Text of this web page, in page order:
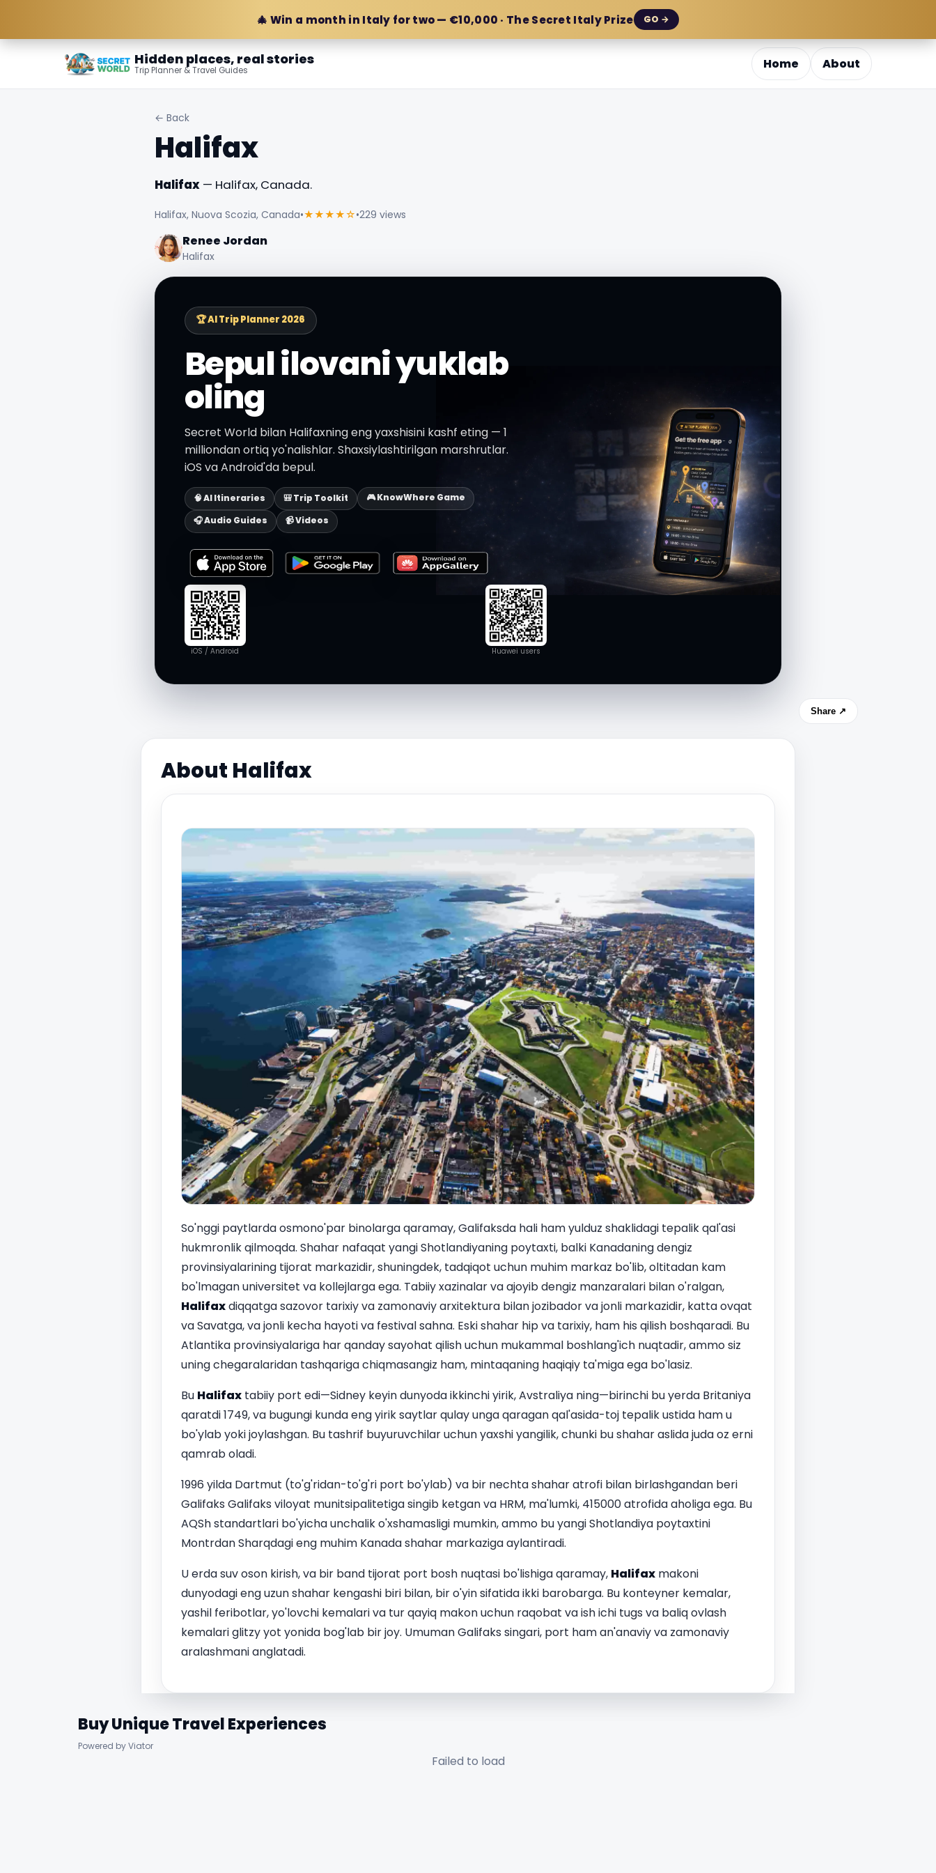
🎄 Win a month in Italy for two — €10,000 · The Secret Italy Prize GO →
Hidden places, real stories
Trip Planner & Travel Guides Home About
← Back
Halifax
Halifax— Halifax, Canada.
Halifax, Nuova Scozia, Canada•★★★★☆•229 views
Renee Jordan
Halifax
🏆 AI Trip Planner 2026
Bepul ilovani yuklab
oling
Secret World bilan Halifaxning eng yaxshisini kashf eting — 1
milliondan ortiq yo'nalishlar. Shaxsiylashtirilgan marshrutlar.
iOS va Android'da bepul.
🧠 AI Itineraries 🎒 Trip Toolkit
🎮 KnowWhere Game
🎧 Audio Guides
📹 Videos
iOS / Android Huawei users
Share ↗
About Halifax
So'nggi paytlarda osmono'par binolarga qaramay, Galifaksda hali ham yulduz shaklidagi tepalik qal'asi
hukmronlik qilmoqda. Shahar nafaqat yangi Shotlandiyaning poytaxti, balki Kanadaning dengiz
provinsiyalarining tijorat markazidir, shuningdek, tadqiqot uchun muhim markaz bo'lib, oltitadan kam
bo'lmagan universitet va kollejlarga ega. Tabiiy xazinalar va ajoyib dengiz manzaralari bilan o'ralgan,
Halifaxdiqqatga sazovor tarixiy va zamonaviy arxitektura bilan jozibador va jonli markazidir, katta ovqat
va Savatga, va jonli kecha hayoti va festival sahna. Eski shahar hip va tarixiy, ham his qilish boshqaradi. Bu
Atlantika provinsiyalariga har qanday sayohat qilish uchun mukammal boshlang'ich nuqtadir, ammo siz
uning chegaralaridan tashqariga chiqmasangiz ham, mintaqaning haqiqiy ta'miga ega bo'lasiz.
Bu Halifaxtabiiy port edi—Sidney keyin dunyoda ikkinchi yirik, Avstraliya ning—birinchi bu yerda Britaniya
qaratdi 1749, va bugungi kunda eng yirik saytlar qulay unga qaragan qal'asida-toj tepalik ustida ham u
bo'ylab yoki joylashgan. Bu tashrif buyuruvchilar uchun yaxshi yangilik, chunki bu shahar aslida juda oz erni
qamrab oladi.
1996 yilda Dartmut (to'g'ridan-to'g'ri port bo'ylab) va bir nechta shahar atrofi bilan birlashgandan beri
Galifaks Galifaks viloyat munitsipalitetiga singib ketgan va HRM, ma'lumki, 415000 atrofida aholiga ega. Bu
AQSh standartlari bo'yicha unchalik o'xshamasligi mumkin, ammo bu yangi Shotlandiya poytaxtini
Montrdan Sharqdagi eng muhim Kanada shahar markaziga aylantiradi.
U erda suv oson kirish, va bir band tijorat port bosh nuqtasi bo'lishiga qaramay, Halifaxmakoni
dunyodagi eng uzun shahar kengashi biri bilan, bir o'yin sifatida ikki barobarga. Bu konteyner kemalar,
yashil feribotlar, yo'lovchi kemalari va tur qayiq makon uchun raqobat va ish ichi tugs va baliq ovlash
kemalari glitzy yot yonida bog'lab bir joy. Umuman Galifaks singari, port ham an'anaviy va zamonaviy
aralashmani anglatadi.
Buy Unique Travel Experiences
Powered by Viator
Failed to load